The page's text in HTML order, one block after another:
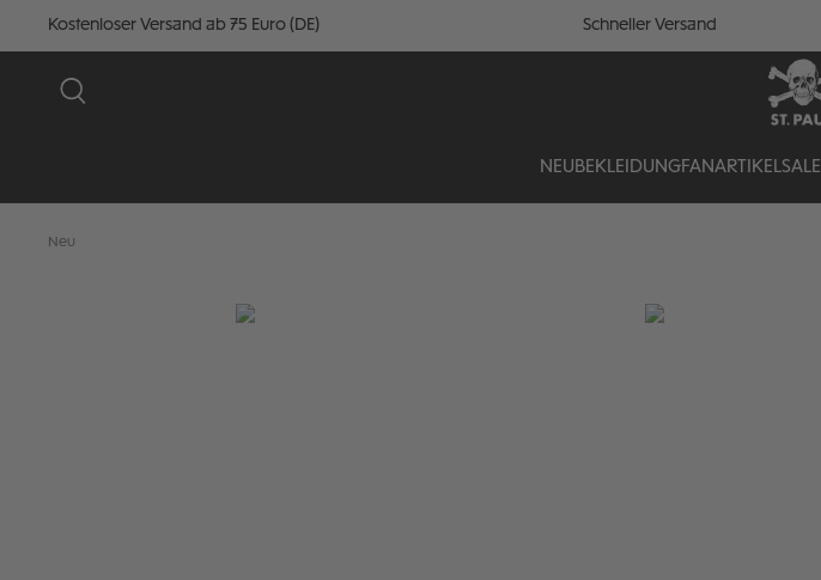
Kostenloser Versand ab 75 Euro (DE) Schneller Versand
NEU BEKLEIDUNGFANARTIKELSALE
Neu
Bildergalerie überspringen